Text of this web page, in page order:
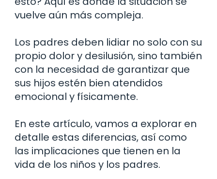
vuelve aún más compleja.
Los padres deben lidiar no solo con su
propio dolor y desilusión, sino también
con la necesidad de garantizar que
sus hijos estén bien atendidos
emocional y físicamente.
En este artículo, vamos a explorar en
detalle estas diferencias, así como
las implicaciones que tienen en la
vida de los niños y los padres.